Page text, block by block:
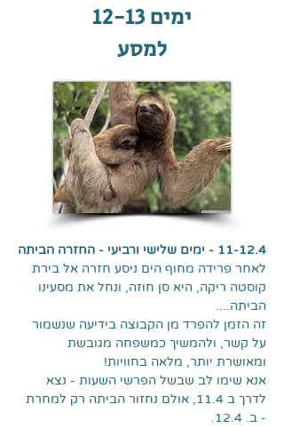
ימים 12-13
למסע
11-12.4 - ימים שלישי ורביעי - החזרה הביתה
לאחר פרידה מחוף הים ניסע חזרה אל בירת
קוסטה ריקה, היא סן חוזה, ונחל את מסעינו
הביתה....
זה הזמן להפרד מן הקבוצה בידיעה שנשמור
על קשר, ולהמשיך כמשפחה מגובשת
ומאושרת יותר, מלאה בחוויות!
אנא שימו לב שבשל הפרשי השעות - נצא
לדרך ב 11.4, אולם נחזור הביתה רק למחרת
- ב. 12.4.